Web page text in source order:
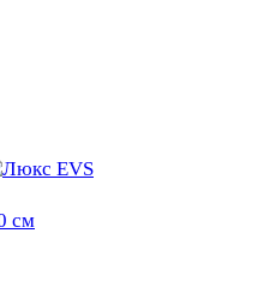
см